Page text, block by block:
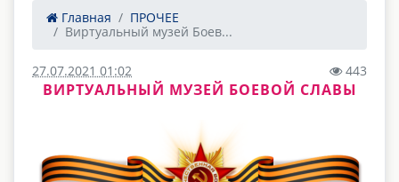
Главная
ПРОЧЕЕ
Виртуальный музей Боев...
27.07.2021 01:02 443
ВИРТУАЛЬНЫЙ МУЗЕЙ БОЕВОЙ СЛАВЫ